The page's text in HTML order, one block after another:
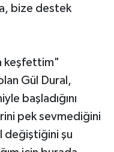
bize destek
keşfettim"
Gül Dural,
başladığını
pek sevmediğini
değiştiğini şu